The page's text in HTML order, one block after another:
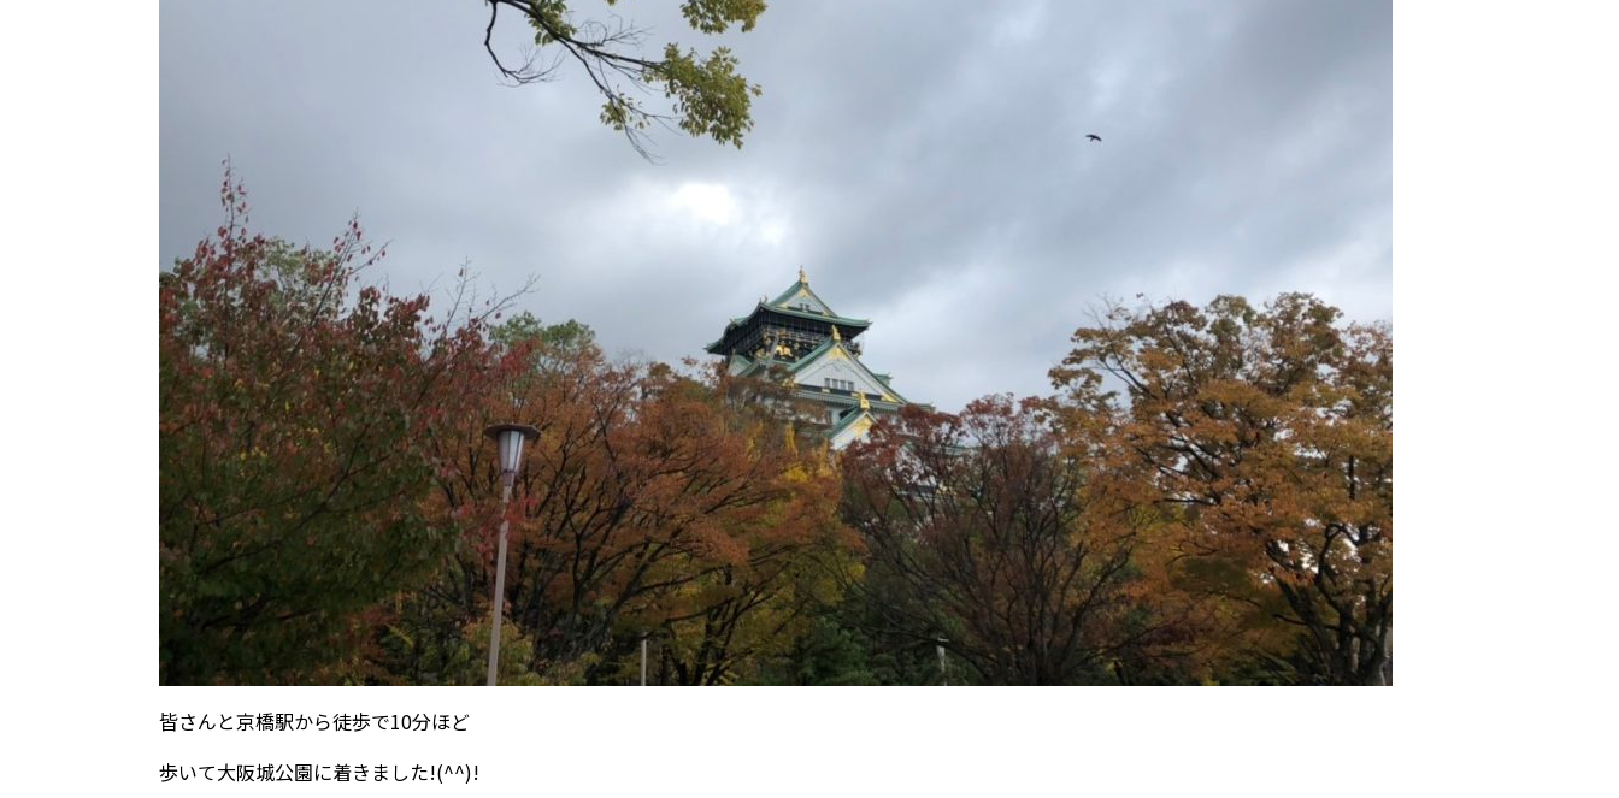
皆さんと京橋駅から徒歩で10分ほど
歩いて大阪城公園に着きました!(^^)!